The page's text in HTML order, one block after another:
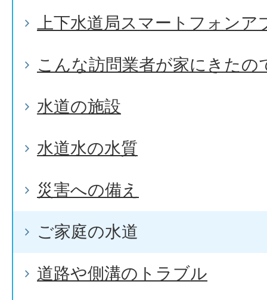
上下水道局スマートフォン
こんな訪問業者が家にきたの
水道の施設
水道水の水質
災害への備え
ご家庭の水道
道路や側溝のトラブル